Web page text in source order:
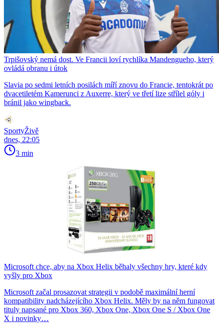
Trpišovský nemá dost. Ve Francii loví rychlíka Mandengueho, který
ovládá obranu i útok
Slavia po sedmi letních posilách míří znovu do Francie, tentokrát po
dvacetiletém Kamerunci z Auxerre, který ve třetí lize střílel góly i
bránil jako wingback.
SportyŽivě
dnes, 22:05
3 min
Microsoft chce, aby na Xbox Helix běhaly všechny hry, které kdy
vyšly pro Xbox
Microsoft začal prosazovat strategii v podobě maximální herní
kompatibility nadcházejícího Xbox Helix. Měly by na něm fungovat
tituly napsané pro Xbox 360, Xbox One, Xbox One S / Xbox One
X i novinky…